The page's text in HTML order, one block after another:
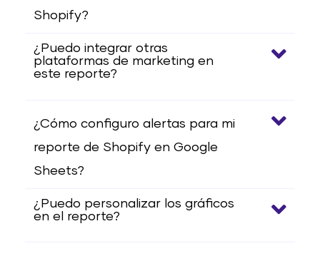
Shopify?
¿Puedo integrar otras
plataformas de marketing en
este reporte?
¿Cómo configuro alertas para mi
reporte de Shopify en Google
Sheets?
¿Puedo personalizar los gráficos
en el reporte?